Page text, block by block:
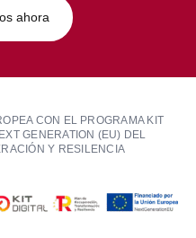
ahora
CON EL PROGRAMA KIT
GENERATION (EU) DEL
Y RESILENCIA